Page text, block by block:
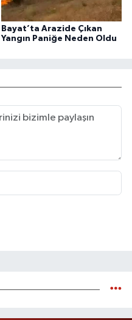
Bayat’ta Arazide Çıkan
Yangın Paniğe Neden Oldu